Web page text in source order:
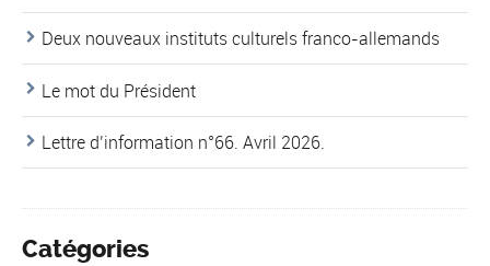
Deux nouveaux instituts culturels franco-allemands
Le mot du Président
Lettre d’information n°66. Avril 2026.
Catégories